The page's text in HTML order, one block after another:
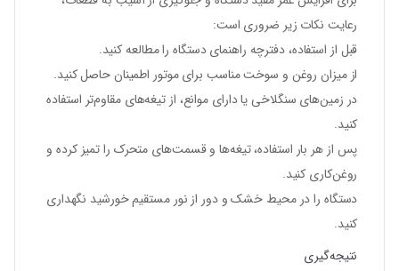
رعایت نکات زیر ضروری است:
قبل از استفاده، دفترچه راهنمای دستگاه را مطالعه کنید.
از میزان روغن و سوخت مناسب برای موتور اطمینان حاصل کنید.
در زمین‌های سنگلاخی یا دارای موانع، از تیغه‌های مقاوم‌تر استفاده
کنید.
پس از هر بار استفاده، تیغه‌ها و قسمت‌های متحرک را تمیز کرده و
روغن‌کاری کنید.
دستگاه را در محیط خشک و دور از نور مستقیم خورشید نگهداری
کنید.
نتیجه‌گیری